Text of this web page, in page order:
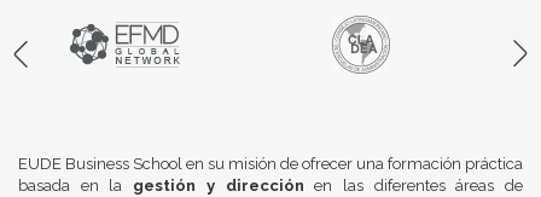
EUDE Business School en su misión de ofrecer una formación práctica
basada en la gestión y dirección en las diferentes áreas de